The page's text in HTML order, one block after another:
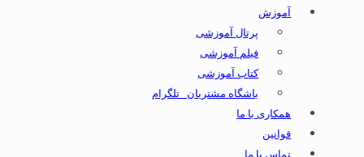
آموزش
پرتال آموزشی
فیلم آموزشی
کتاب آموزشی
باشگاه مشتریان _تلگرام
همکاری با ما
قوانین
تماس با ما